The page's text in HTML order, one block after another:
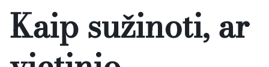
Kaip sužinoti, ar